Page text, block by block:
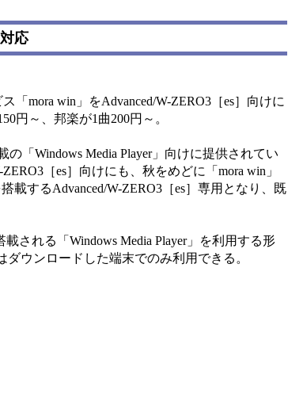
応
mora win」をAdvanced/W-ZERO3［es］向けに
円～、邦楽が1曲200円～。
「Windows Media Player」向けに提供されてい
［es］向けにも、秋をめどに「mora win」
載するAdvanced/W-ZERO3［es］専用となり、既
される「Windows Media Player」を利用する形
ウンロードした端末でのみ利用できる。